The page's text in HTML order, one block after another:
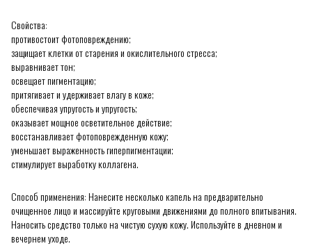
Свойства:
противостоит фотоповреждению;
защищает клетки от старения и окислительного стресса;
выравнивает тон;
освещает пигментацию;
притягивает и удерживает влагу в коже;
обеспечивая упругость и упругость;
оказывает мощное осветительное действие;
восстанавливает фотоповрежденную кожу;
уменьшает выраженность гиперпигментации;
стимулирует выработку коллагена.
Способ применения: Нанесите несколько капель на предварительно
очищенное лицо и массируйте круговыми движениями до полного впитывания.
Наносить средство только на чистую сухую кожу. Используйте в дневном и
вечернем уходе.